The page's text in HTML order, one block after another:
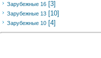
Зарубежные 16 [3]
Зарубежные 13 [10]
Зарубежные 10 [4]